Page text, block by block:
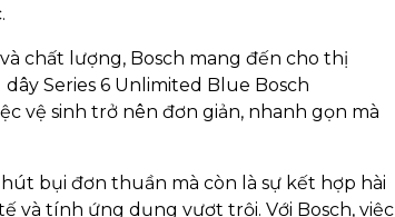
chất lượng, Bosch mang đến cho thị
Series 6 Unlimited Blue Bosch
vệ sinh trở nên đơn giản, nhanh gọn mà
bụi đơn thuần mà còn là sự kết hợp hài
và tính ứng dụng vượt trội. Với Bosch, việc